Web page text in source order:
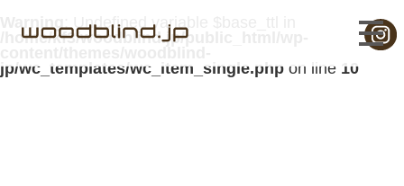
Warning: Undefined variable $base_ttl in
/home/kf3/woodblind.jp/public_html/wp-
jp/wc_templates/wc_item_single.php on line 10